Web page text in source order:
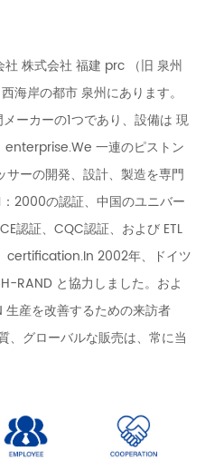
株式会社 福建 prc （旧 泉州
海岸の都市 泉州にあります。
ーカーの1つであり、設備は 現
enterprise.We 一連のピストン
ーの開発、設計、製造を専門
2000の認証、中国のユニバー
認証、CQC認証、および ETL
certification.In 2002年、ドイツ
RAND と協力しました。およ
生産を改善するための来訪者
グローバルな販売は、常に当